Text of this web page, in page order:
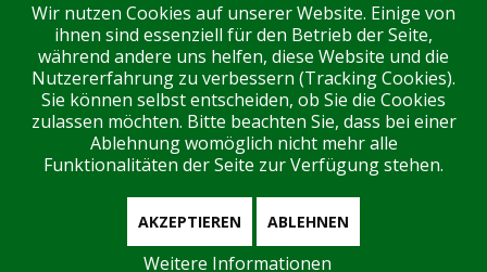
Impressum Datenschutz Über uns Kontakt
Tags Unterstützen Sie uns! Login
Aktuell sind 64 Gäste und keine Mitglieder online
Wir nutzen Cookies auf unserer Website. Einige von
ihnen sind essenziell für den Betrieb der Seite,
während andere uns helfen, diese Website und die
Nutzererfahrung zu verbessern (Tracking Cookies).
Sie können selbst entscheiden, ob Sie die Cookies
zulassen möchten. Bitte beachten Sie, dass bei einer
Ablehnung womöglich nicht mehr alle
Funktionalitäten der Seite zur Verfügung stehen.
AKZEPTIEREN ABLEHNEN
Weitere Informationen